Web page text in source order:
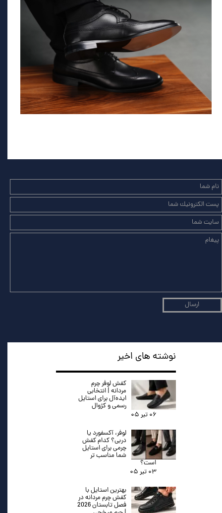
ارسال
نوشته های اخیر
کفش لوفر چرم
مردانه | انتخابی
ایده‌آل برای استایل
رسمی و کژوال
۰۶ تیر ۰۵
لوفر، آکسفورد یا
دربی؟ کدام کفش
چرمی برای استایل
شما مناسب تر
است؟
۰۳ تیر ۰۵
بهترین استایل با
کفش چرم مردانه در
فصل تابستان 2026